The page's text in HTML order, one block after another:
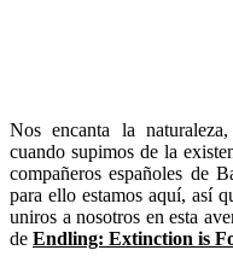
Nos encanta la
cuando supimos de la
compañeros españoles de
para ello estamos aquí, así
uniros a nosotros en esta
de Endling: Extinction is